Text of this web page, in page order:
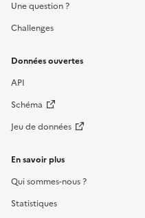
Une question ?
Challenges
Données ouvertes
API
Schéma
Jeu de données
En savoir plus
Qui sommes-nous ?
Statistiques